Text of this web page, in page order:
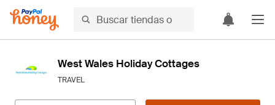
West Wales Holiday Cottages
TRAVEL